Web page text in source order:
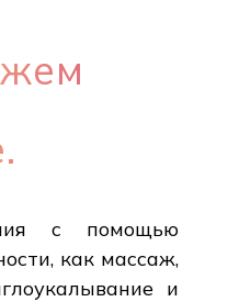
с помощью
как массаж,
и